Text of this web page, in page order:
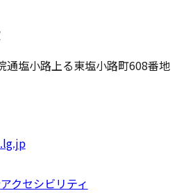
通塩小路上る東塩小路町608番地
アクセシビリティ